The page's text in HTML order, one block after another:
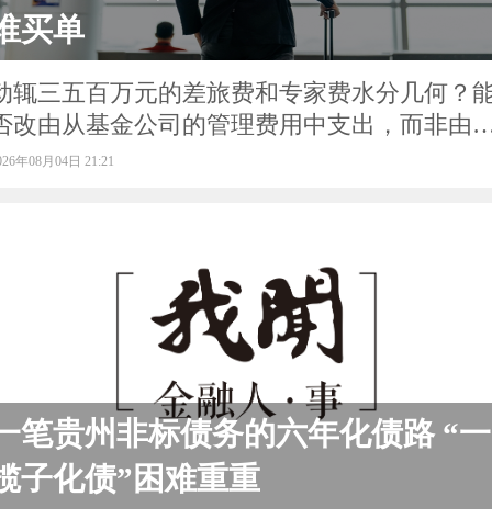
买单
辄三五百万元的差旅费和专家费水分几何？
改由从基金公司的管理费用中支出，而非由
变相返点？
年08月04日 21:21
笔贵州非标债务的六年化债路 “一
子化债”困难重重